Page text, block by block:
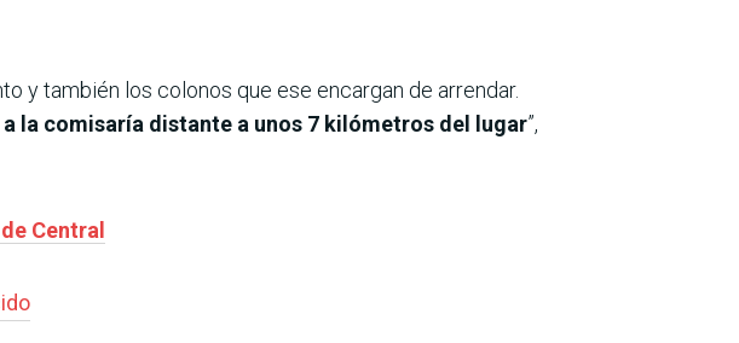
y también los colonos que ese encargan de arrendar.
la comisaría distante a unos 7 kilómetros del lugar”,
Central